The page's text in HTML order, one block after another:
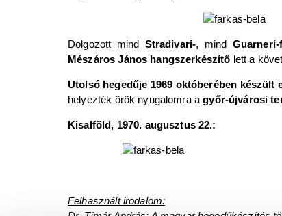
Dolgozott mind Stradivari-, mind
Mészáros János hangszerkészítő lett a
Utolsó hegedűje 1969 októberében készült
helyezték örök nyugalomra a győr-újvárosi
Kisalföld, 1970. augusztus 22.:
Felhasznált irodalom: